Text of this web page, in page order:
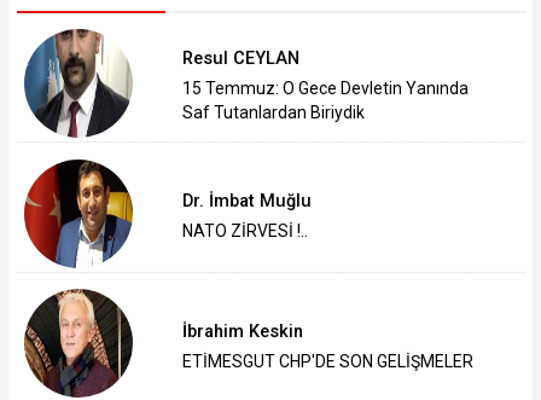
Resul CEYLAN
15 Temmuz: O Gece Devletin Yanında
Saf Tutanlardan Biriydik
Dr. İmbat Muğlu
NATO ZİRVESİ !..
İbrahim Keskin
ETİMESGUT CHP'DE SON GELİŞMELER